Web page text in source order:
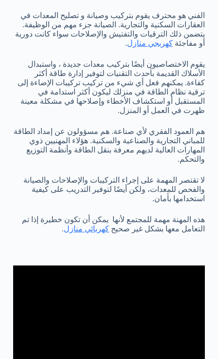
الفني هو محترف يقوم بتركيب وصيانة و تصليح المعدات في
العقارات السكنية والتجارية. الصيانة جزء مهم من الوظيفة.
يتضمن ذلك الترقيات والتفتيش والإصلاحات سواء كانت دورية
أو مفاجئة كهربجي منازل.
يقوم الاختصاصيون أيضًا بتركيب معدات جديدة ، واستبدال
الأسلاك القديمة بأحدث التقنيات لتوفير إدارة طاقة أكثر
كفاءة. يمكنهم فعل أي شيء من تركيب تركيبات الإضاءة إلى
ترقية نظام الطاقة في منزلك ليكون أكثر استدامة في
المستقبل أو استكشاف الأخطاء وإصلاحها في مشكلة معينة
ظهرت في العمل أو المنزل.
هم العمود الفقري لأي صناعة. هم مسؤولون عن إمداد الطاقة
للمباني التجارية والصناعية والسكنية. هؤلاء المهنيين ذوي
المهارات العالية لديهم معرفة بنقل الطاقة وأنظمة التوزيع
والتحكم.
لا تقتصر المهمة على إجراء التركيبات والإصلاحات والصيانة
والفحص للمعدات، ولكن أيضًا لتوفير التدريب على كيفية
استخدامها بأمان.
هذه المهنة مهمة للمجتمع لأنها يمكن أن تكون خطيرة إذا تم
التعامل معها بشكل غير صحيح كهربائي منازل.